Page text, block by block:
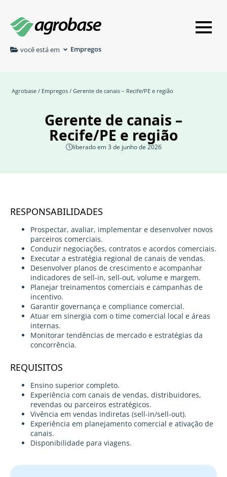
você está em Empregos
Agrobase / Empregos / Gerente de canais – Recife/PE e região
Gerente de canais –
Recife/PE e região
liberado em 3 de junho de 2026
RESPONSABILIDADES
Prospectar, avaliar, implementar e desenvolver novos
parceiros comerciais.
Conduzir negociações, contratos e acordos comerciais.
Executar a estratégia regional de canais de vendas.
Desenvolver planos de crescimento e acompanhar
indicadores de sell-in, sell-out, volume e margem.
Planejar treinamentos comerciais e campanhas de
incentivo.
Garantir governança e compliance comercial.
Atuar em sinergia com o time comercial local e áreas
internas.
Monitorar tendências de mercado e estratégias da
concorrência.
REQUISITOS
Ensino superior completo.
Experiência com canais de vendas, distribuidores,
revendas ou parceiros estratégicos.
Vivência em vendas indiretas (sell-in/sell-out).
Experiência em planejamento comercial e ativação de
canais.
Disponibilidade para viagens.